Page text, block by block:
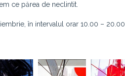
ce părea de neclintit.
în intervalul orar 10.00 – 20.00.